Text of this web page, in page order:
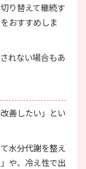
り替えて継続す
おすすめしま
れない場合もあ
善したい」とい
水分代謝を整え
や、冷え性で出